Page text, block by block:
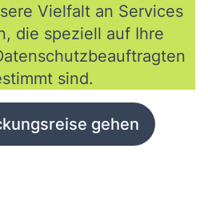
Vielfalt an Services
die speziell auf Ihre
sind.
gehen